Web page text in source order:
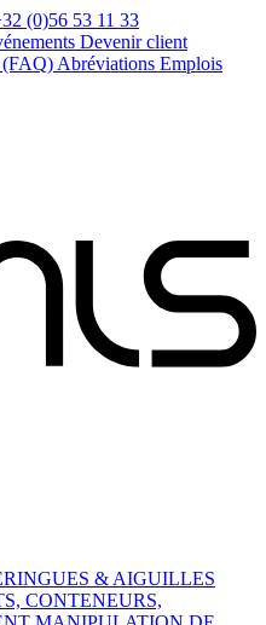
(0)56 53 11 33
Devenir client
(FAQ) Abréviations Emplois
& AIGUILLES
CONTENEURS,